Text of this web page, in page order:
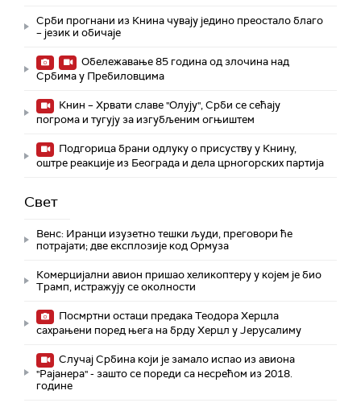
Срби прогнани из Книна чувају једино преостало благо
– језик и обичаје
Обележавање 85 година од злочина над
Србима у Пребиловцима
Книн – Хрвати славе "Олују", Срби се сећају
погрома и тугују за изгубљеним огњиштем
Подгорица брани одлуку о присуству у Книну,
оштре реакције из Београда и дела црногорских партија
Свет
Венс: Иранци изузетно тешки људи, преговори ће
потрајати; две експлозије код Ормуза
Комерцијални авион пришао хеликоптеру у којем је био
Трамп, истражују се околности
Посмртни остаци предака Теодора Херцла
сахрањени поред њега на брду Херцл у Јерусалиму
Случај Србина који је замало испао из авиона
"Рајанера" - зашто се пореди са несрећом из 2018.
године